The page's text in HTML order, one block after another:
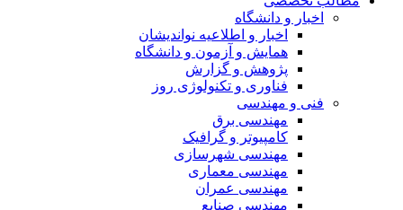
اخبار و دانشگاه
اخبار و اطلاعیه نواندیشان
همایش و آزمون و دانشگاه
پژوهش و گزارش
فناوری و تکنولوژی روز
فنی و مهندسی
مهندسی برق
کامپیوتر و گرافیک
مهندسی شهرسازی
مهندسی معماری
مهندسی عمران
مهندسی صنایع